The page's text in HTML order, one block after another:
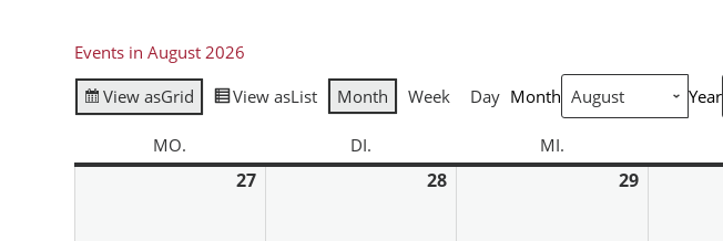
Events in August 2026
View asGrid View asList Month Week Day Month Year
MO. DI. MI.
27 28 29